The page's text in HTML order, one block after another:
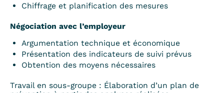
Chiffrage et planification des mesures
Négociation avec l’employeur
Argumentation technique et économique
Présentation des indicateurs de suivi prévus
Obtention des moyens nécessaires
Travail en sous-groupe : Élaboration d’un plan de